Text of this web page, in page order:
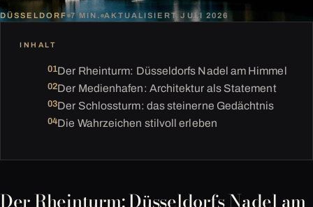
DÜSSELDORF 7 MIN. AKTUALISIERT JULI 2026
INHALT
Der Rheinturm: Düsseldorfs Nadel am Himmel
Der Medienhafen: Architektur als Statement
Der Schlossturm: das steinerne Gedächtnis
Die Wahrzeichen stilvoll erleben
Der Rheinturm: Düsseldorfs Nadel am